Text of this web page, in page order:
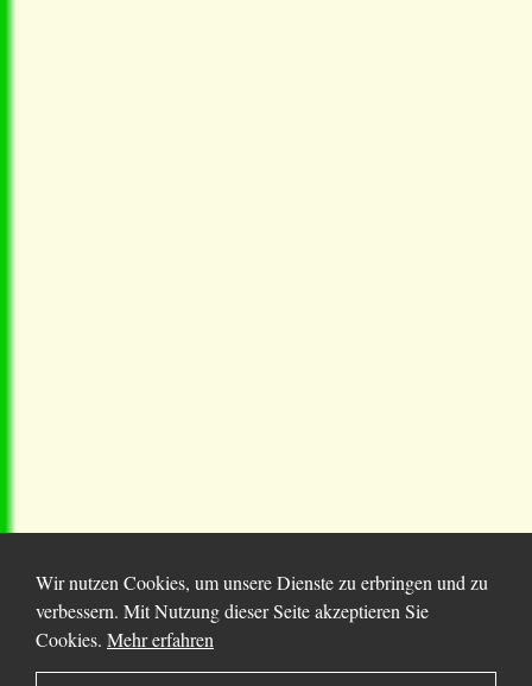
© 2025 Chortitza.org | Supported byD. F. Plett
Wir nutzen Cookies, um unsere Dienste zu erbringen und zu
verbessern. Mit Nutzung dieser Seite akzeptieren Sie
Cookies. Mehr erfahren